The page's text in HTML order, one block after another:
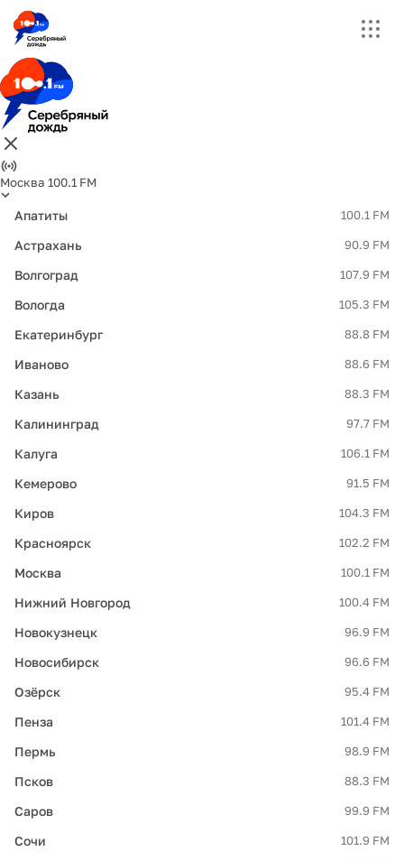
Москва 100.1 FM
Апатиты 100.1 FM
Астрахань 90.9 FM
Волгоград 107.9 FM
Вологда 105.3 FM
Екатеринбург 88.8 FM
Иваново 88.6 FM
Казань 88.3 FM
Калининград 97.7 FM
Калуга 106.1 FM
Кемерово 91.5 FM
Киров 104.3 FM
Красноярск 102.2 FM
Москва 100.1 FM
Нижний Новгород 100.4 FM
Новокузнецк 96.9 FM
Новосибирск 96.6 FM
Озёрск 95.4 FM
Пенза 101.4 FM
Пермь 98.9 FM
Псков 88.3 FM
Саров 99.9 FM
Сочи 101.9 FM